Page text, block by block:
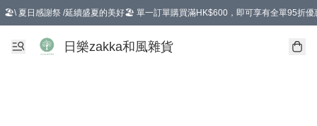
🏖️\ 夏日感謝祭 /延續盛夏的美好🏖️ 單一訂單購買滿HK$600，即可享有全單95折優
選擇GoGoX住宅/工商地址配送，單一訂單消費購物滿HK$680(折扣後），可享有
日樂zakka和風雜貨